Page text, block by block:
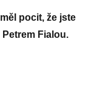
technologie
pocit, že jste
Fialou.